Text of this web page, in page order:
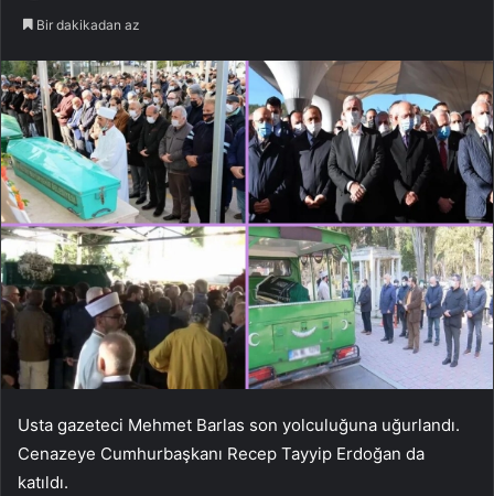
Bir dakikadan az
Usta gazeteci Mehmet Barlas son yolculuğuna uğurlandı.
Cenazeye Cumhurbaşkanı Recep Tayyip Erdoğan da
katıldı.